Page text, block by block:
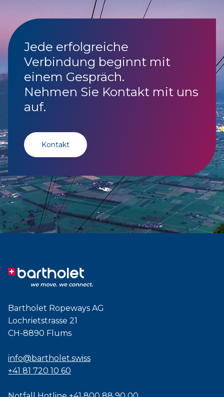
Jede erfolgreiche
Verbindung beginnt mit
einem Gespräch.
Nehmen Sie Kontakt mit uns
auf.
Kontakt
Bartholet Ropeways AG
Lochrietstrasse 21
CH-8890 Flums
info@bartholet.swiss
+41 81 720 10 60